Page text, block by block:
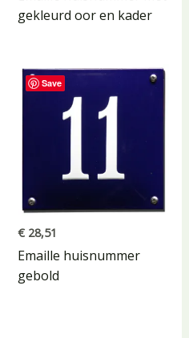
gekleurd oor en kader
Save
€ 28,51
Emaille huisnummer
gebold